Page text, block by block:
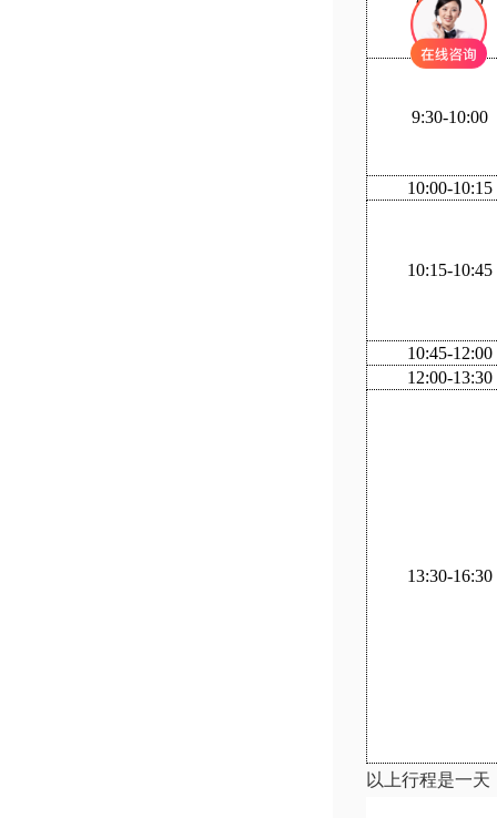
9:30-10:00
10:00-10:15
10:15-10:45
10:45-12:00
12:00-13:30
13:30-16:30
以上行程是一